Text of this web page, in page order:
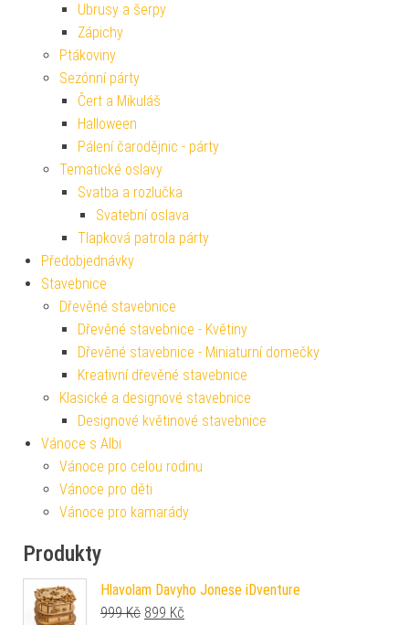
Ubrusy a šerpy
Zápichy
Ptákoviny
Sezónní párty
Čert a Mikuláš
Halloween
Pálení čarodějnic - párty
Tematické oslavy
Svatba a rozlučka
Svatební oslava
Tlapková patrola párty
Předobjednávky
Stavebnice
Dřevěné stavebnice
Dřevěné stavebnice - Květiny
Dřevěné stavebnice - Miniaturní domečky
Kreativní dřevěné stavebnice
Klasické a designové stavebnice
Designové květinové stavebnice
Vánoce s Albi
Vánoce pro celou rodinu
Vánoce pro děti
Vánoce pro kamarády
Produkty
Hlavolam Davyho Jonese iDventure
999Kč Původní cena byla: 999 Kč.
899 Kč